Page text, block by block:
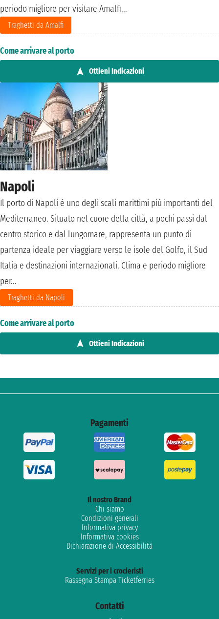
periodo migliore per visitare Amalfi...
Traghetti da Amalfi
Come arrivare al porto
Ottieni Indicazioni
Napoli
Il porto di Napoli è uno degli scali marittimi più importanti del
Mediterraneo. Situato nel cuore della città, a pochi passi dal
centro storico e dal lungomare, rappresenta un punto di
partenza ideale per viaggiare verso le isole del Golfo, il Sud
Italia e destinazioni internazionali. Clima e periodo migliore
per...
Traghetti da Napoli
Come arrivare al porto
Ottieni Indicazioni
Pagamenti
Il nostro Brand
Chi siamo
Condizioni generali
Informativa privacy
Informativa cookies
Dichiarazione di Accessibilità
Servizi per i crocieristi
Rassegna Stampa Ticketferries
Contatti